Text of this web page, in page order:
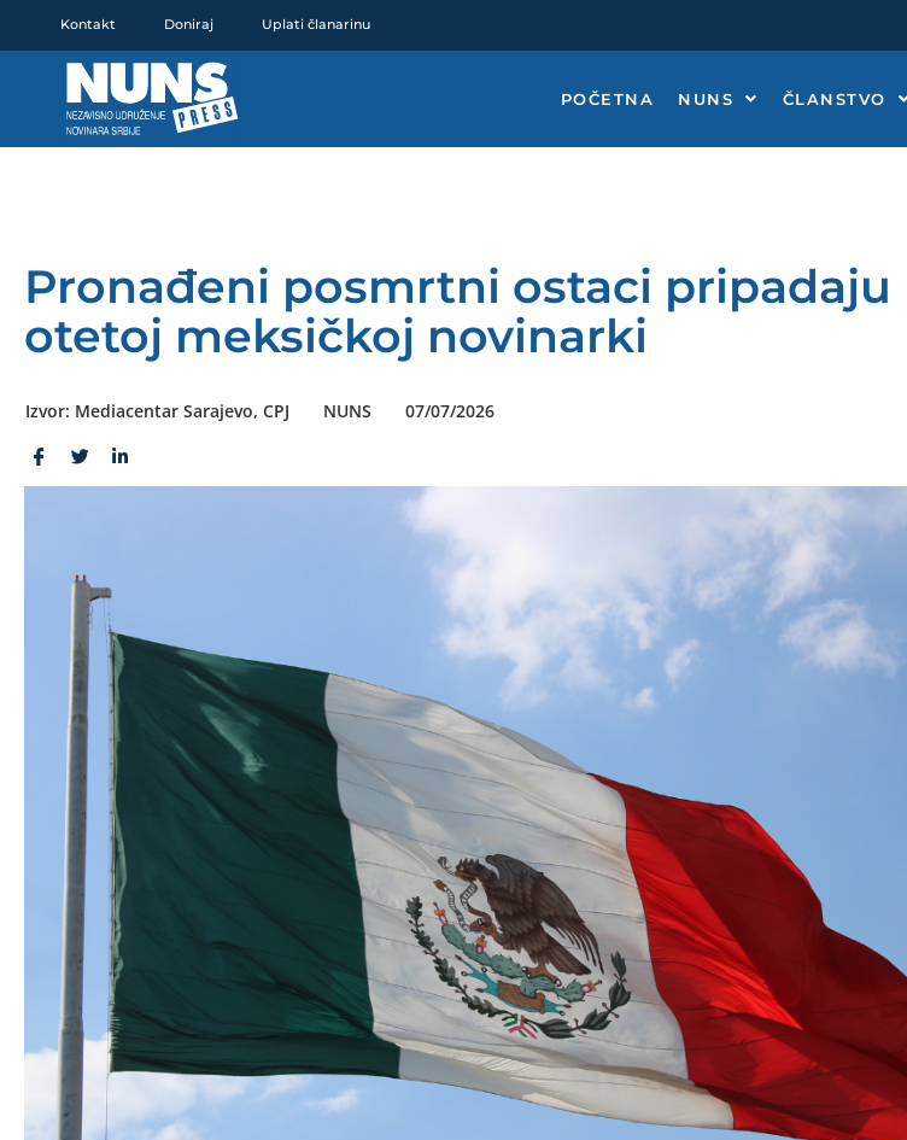
Kontakt Doniraj Uplati članarinu
POČETNA NUNS ČLANSTVO
Pronađeni posmrtni ostaci pripadaju
otetoj meksičkoj novinarki
Izvor: Mediacentar Sarajevo, CPJ NUNS 07/07/2026